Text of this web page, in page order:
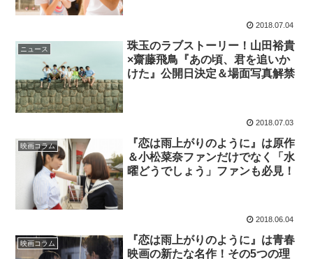
2018.07.04
ニュース
珠玉のラブストーリー！山田裕貴
×齋藤飛鳥『あの頃、君を追いか
けた』公開日決定＆場面写真解禁
2018.07.03
映画コラム
『恋は雨上がりのように』は原作
＆小松菜奈ファンだけでなく「水
曜どうでしょう」ファンも必見！
2018.06.04
映画コラム
『恋は雨上がりのように』は青春
映画の新たな名作！その5つの理